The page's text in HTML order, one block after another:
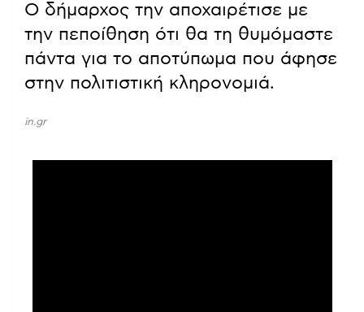
Ο δήμαρχος την αποχαιρέτισε με
την πεποίθηση ότι θα τη θυμόμαστε
πάντα για το αποτύπωμα που άφησε
στην πολιτιστική κληρονομιά.
in.gr